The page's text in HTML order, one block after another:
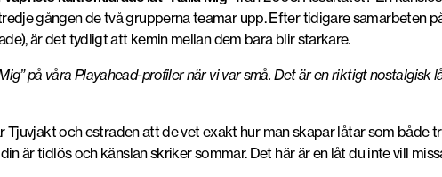
gången de två grupperna teamar upp. Efter tidigare samarbeten
är det tydligt att kemin mellan dem bara blir starkare.
på våra Playahead-profiler när vi var små. Det är en riktigt nostalgisk
Tjuvjakt och estraden att de vet exakt hur man skapar låtar som
är tidlös och känslan skriker sommar. Det här är en låt du inte vill